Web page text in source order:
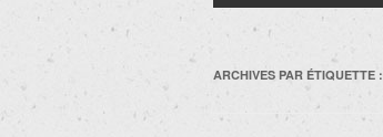
ARCHIVES PAR ÉTIQUETTE :